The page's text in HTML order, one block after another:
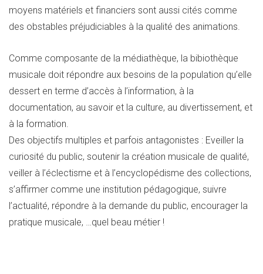
moyens matériels et financiers sont aussi cités comme
des obstables préjudiciables à la qualité des animations.
Comme composante de la médiathèque, la bibiothèque
musicale doit répondre aux besoins de la population qu’elle
dessert en terme d’accès à l’information, à la
documentation, au savoir et la culture, au divertissement, et
à la formation.
Des objectifs multiples et parfois antagonistes : Eveiller la
curiosité du public, soutenir la création musicale de qualité,
veiller à l’éclectisme et à l’encyclopédisme des collections,
s’affirmer comme une institution pédagogique, suivre
l’actualité, répondre à la demande du public, encourager la
pratique musicale, …quel beau métier !